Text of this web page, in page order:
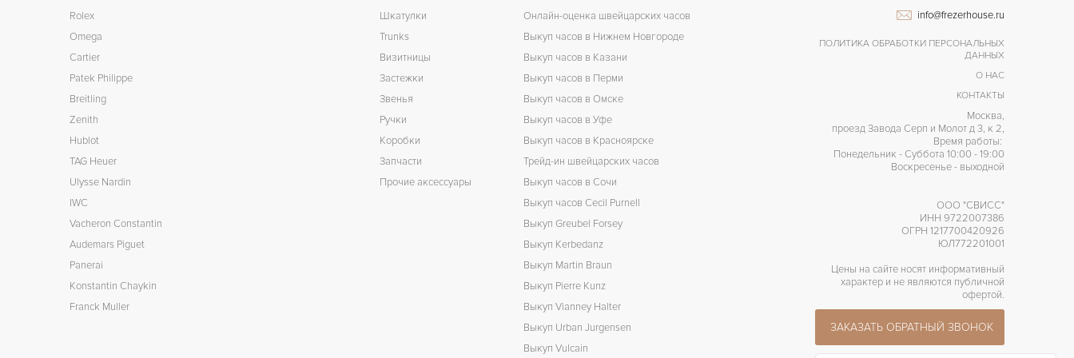
Rolex
Omega
Cartier
Patek Philippe
Breitling
Zenith
Hublot
TAG Heuer
Ulysse Nardin
IWC
Vacheron Constantin
Audemars Piguet
Panerai
Konstantin Chaykin
Franck Muller
Шкатулки
Trunks
Визитницы
Застежки
Звенья
Ручки
Коробки
Запчасти
Прочие аксессуары
Онлайн-оценка швейцарских часов
Выкуп часов в Нижнем Новгороде
Выкуп часов в Казани
Выкуп часов в Перми
Выкуп часов в Омске
Выкуп часов в Уфе
Выкуп часов в Красноярске
Трейд-ин швейцарских часов
Выкуп часов в Сочи
Выкуп часов Cecil Purnell
Выкуп Greubel Forsey
Выкуп Kerbedanz
Выкуп Martin Braun
Выкуп Pierre Kunz
Выкуп Vianney Halter
Выкуп Urban Jurgensen
Выкуп Vulcain
info@frezerhouse.ru
ПОЛИТИКА ОБРАБОТКИ ПЕРСОНАЛЬНЫХ
ДАННЫХ
О НАС
КОНТАКТЫ
Москва,
проезд Завода Серп и Молот д 3, к 2,
Время работы:
Понедельник - Суббота 10:00 - 19:00
Воскресенье - выходной
ООО "СВИСС"
ИНН 9722007386
ОГРН 1217700420926
ЮЛ772201001
Цены на сайте носят информативный
характер и не являются публичной
офертой.
ЗАКАЗАТЬ ОБРАТНЫЙ ЗВОНОК